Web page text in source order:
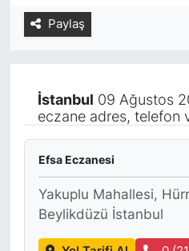
Paylaş
İstanbul 09 Ağustos
eczane adres, telefon
Efsa Eczanesi
Yakuplu Mahallesi,
Beylikdüzü İstanbul
Yurt Dışı Fuarlar
Spor
KÜLTÜR SANAT
SAVUNMA SANAYİ
FUAR HABERLERİ
FUAR TAKVİMİ